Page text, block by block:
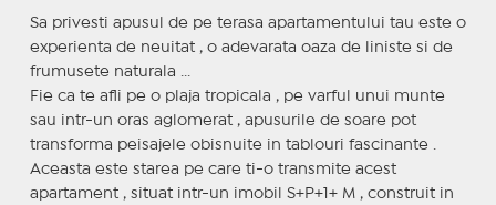
Sa privesti apusul de pe terasa apartamentului tau este o
experienta de neuitat , o adevarata oaza de liniste si de
frumusete naturala ...
Fie ca te afli pe o plaja tropicala , pe varful unui munte
sau intr-un oras aglomerat , apusurile de soare pot
transforma peisajele obisnuite in tablouri fascinante .
Aceasta este starea pe care ti-o transmite acest
apartament , situat intr-un imobil S+P+1+ M , construit in